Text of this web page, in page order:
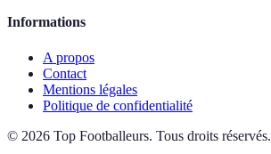
Informations
A propos
Contact
Mentions légales
Politique de confidentialité
© 2026 Top Footballeurs. Tous droits réservés.